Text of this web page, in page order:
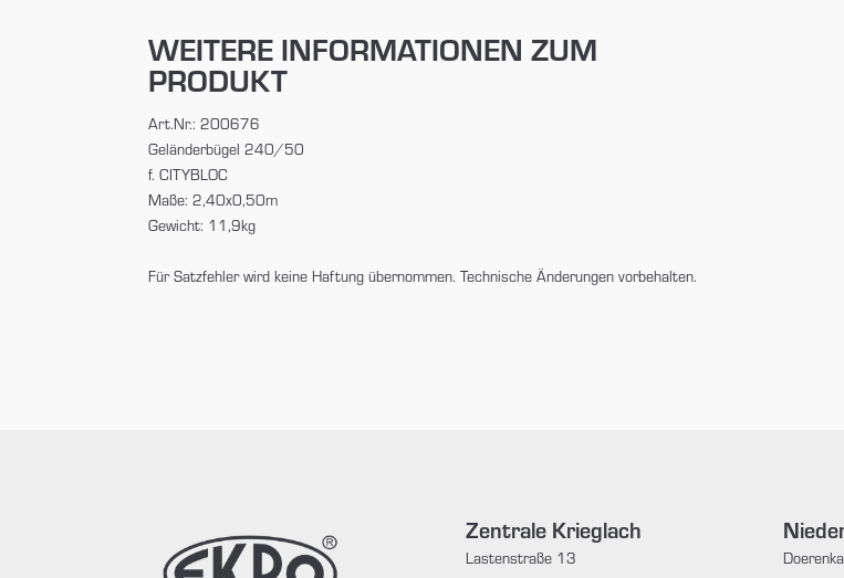
WEITERE INFORMATIONEN ZUM
PRODUKT
Art.Nr.: 200676
Geländerbügel 240/50
f. CITYBLOC
Maße: 2,40x0,50m
Gewicht: 11,9kg
Für Satzfehler wird keine Haftung übernommen. Technische Änderungen vorbehalten.
Zentrale Krieglach
Lastenstraße 13